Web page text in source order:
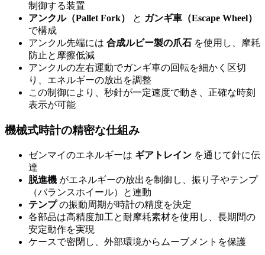
制御する装置
アンクル（Pallet Fork）
と ガンギ車（Escape Wheel）
で構成
アンクル先端には 合成ルビー製の爪石 を使用し、摩耗
防止と摩擦低減
アンクルの左右運動でガンギ車の回転を細かく区切
り、エネルギーの放出を調整
この制御により、秒針が一定速度で動き、正確な時刻
表示が可能
機械式時計の精密な仕組み
ゼンマイのエネルギーは ギアトレイン を通じて針に伝
達
脱進機 がエネルギーの放出を制御し、振り子やテンプ
（バランスホイール）と連動
テンプの振動周期が時計の精度を決定
各部品は高精度加工と耐摩耗素材を使用し、長期間の
安定動作を実現
ケースで密閉し、外部環境からムーブメントを保護